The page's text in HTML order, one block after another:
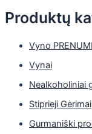
Produktų
Vyno
Vynai
Nealkoholiniai
Stiprieji Gėrimai
Gurmaniški